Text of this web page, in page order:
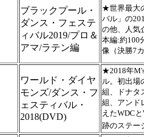
ブラックプール・
ダンス・フェステ
ィバル2019/プロ＆
アマ/ラテン編
★世界最大
バル」の
の他、人気
本編:約100
像（決勝7
ワールド・ダイヤ
モンズ/ダンス・フ
ェスティバル・
2018(DVD)
★2018年
ル。初出場
組、ドナタ
組、アンド
えたWDC
跡のステー